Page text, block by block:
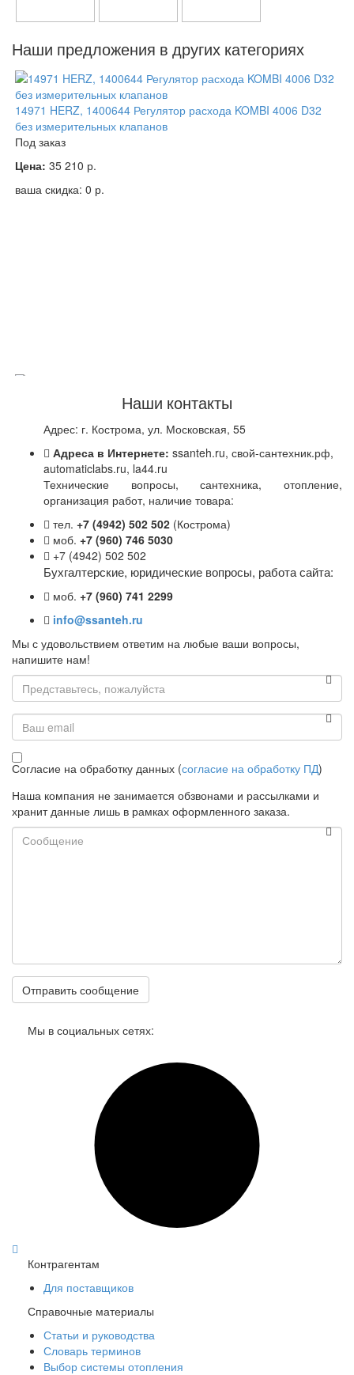
Наши предложения в других категориях
14971 HERZ, 1400644 Регулятор расхода KOMBI 4006 D32
без измерительных клапанов
Под заказ
Цена: 35 210 р.
ваша скидка: 0 р.
17913 Honeywell, V5004TY10201000 Регулятор расхода
клапан Kombi-QM муфтовый, DN20, PN25, 120C, 30-400кПа,
0,1-1,0 м3/ч, 2,5 мм
Под заказ
Цена: 63 048р.
ваша скидка:0 р.
Цена: 557,00р.
ваша скидка:0,00р.
слив, прямой, синий
3/4"
Под заказ
Наши контакты
Адрес: г. Кострома, ул. Московская, 55
Адреса в Интернете: ssanteh.ru, свой-сантехник.рф,
automaticlabs.ru, la44.ru
Технические вопросы, сантехника, отопление,
организация работ, наличие товара:
тел. +7 (4942) 502 502 (Кострома)
моб. +7 (960) 746 5030
+7 (4942) 502 502
Бухгалтерские, юридические вопросы, работа сайта:
моб. +7 (960) 741 2299
info@ssanteh.ru
Мы с удовольствием ответим на любые ваши вопросы,
напишите нам!
Имя
Email
Согласие на обработку данных (согласие на обработку ПД)
Наша компания не занимается обзвонами и рассылками и
хранит данные лишь в рамках оформленного заказа.
Сообщение
Мы в социальных сетях:
Контрагентам
Для поставщиков
Справочные материалы
Статьи и руководства
Словарь терминов
Выбор системы отопления